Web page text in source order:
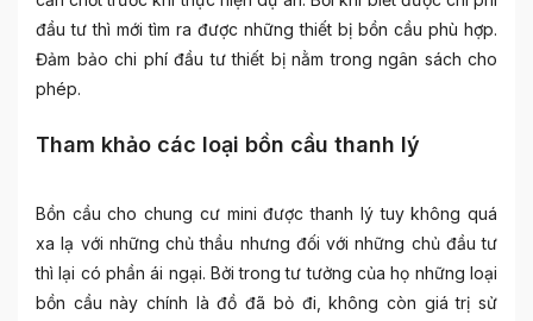
đầu tư thì mới tìm ra được những thiết bị bồn cầu phù hợp.
Đảm bảo chi phí đầu tư thiết bị nằm trong ngân sách cho
phép.
Tham khảo các loại bồn cầu thanh lý
Bồn cầu cho chung cư mini được thanh lý tuy không quá
xa lạ với những chủ thầu nhưng đối với những chủ đầu tư
thì lại có phần ái ngại. Bởi trong tư tưởng của họ những loại
bồn cầu này chính là đồ đã bỏ đi, không còn giá trị sử